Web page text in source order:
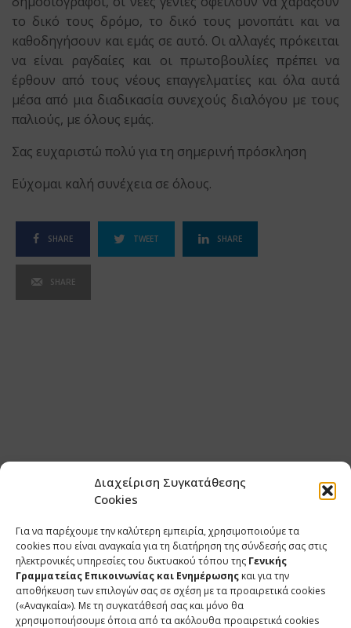
Διαχείριση Συγκατάθεσης
Cookies
Για να παρέχουμε την καλύτερη εμπειρία, χρησιμοποιούμε τα
cookies που είναι αναγκαία για τη διατήρηση της σύνδεσής σας στις
ηλεκτρονικές υπηρεσίες του δικτυακού τόπου της Γενικής
Γραμματείας Επικοινωνίας και Ενημέρωσης και για την
αποθήκευση των επιλογών σας σε σχέση με τα προαιρετικά cookies
(«Αναγκαία»). Με τη συγκατάθεσή σας και μόνο θα
χρησιμοποιήσουμε όποια από τα ακόλουθα προαιρετικά cookies
το δικό τους δρόμο, το δικό τους μονοπάτι και να
καθοδηγήσουν και εμάς σε αυτό. Οι αλλαγές πρόκειται
να είναι ραγδαίες και οι πρωτοβουλίες πρέπει να
έρθουν από τους νέους επαγγελματίες και όλα αυτά
μέσα από μια διαδικασία συνεχούς διαλόγου με τους
παλιούς, με όλους εμάς.
Σας ευχαριστώ πολύ για τη σημερινή πρόσκληση
Εύχομαι καλή συνέχεια σε όλους.
SHARE TWEET SHARE
SHARE